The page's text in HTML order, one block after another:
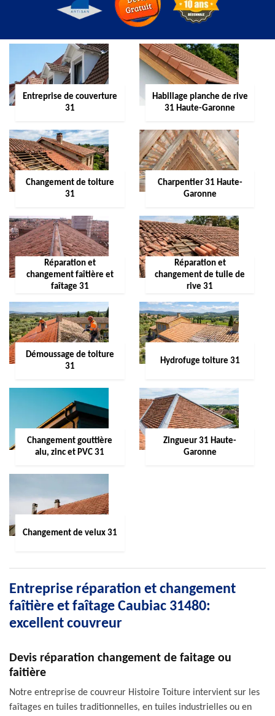
Entreprise de couverture
31
Habillage planche de rive
31 Haute-Garonne
Changement de toiture
31
Charpentier 31 Haute-
Garonne
Réparation et
changement faîtière et
faîtage 31
Réparation et
changement de tuile de
rive 31
Démoussage de toiture
31
Hydrofuge toiture 31
Changement gouttière
alu, zinc et PVC 31
Zingueur 31 Haute-
Garonne
Changement de velux 31
Entreprise réparation et changement
faîtière et faîtage Caubiac 31480:
excellent couvreur
Devis réparation changement de faitage ou
faitière
Notre entreprise de couvreur Histoire Toiture intervient sur les
faîtages en tuiles traditionnelles, en tuiles industrielles ou en